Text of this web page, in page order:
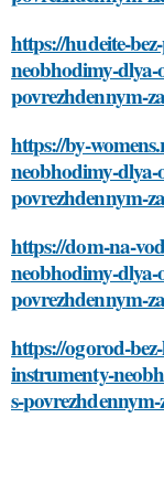
https://hudeite-
neobhodimy-
povrezhdennym-
https://by-
neobhodimy-
povrezhdennym-
https://dom-na-
neobhodimy-
povrezhdennym-
https://ogorod-
instrumenty-
s-